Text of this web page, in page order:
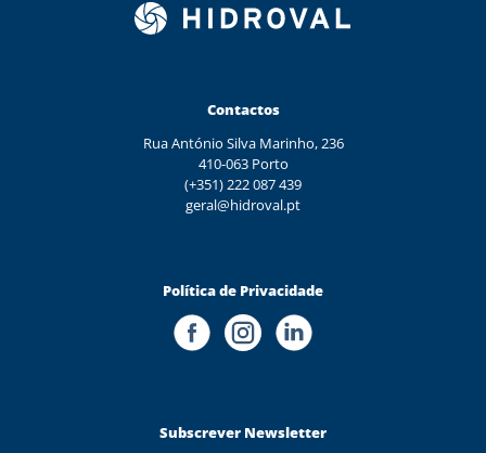
Contactos
Rua António Silva Marinho, 236
410-063 Porto
(+351) 222 087 439
geral@hidroval.pt
Política de Privacidade
Subscrever Newsletter